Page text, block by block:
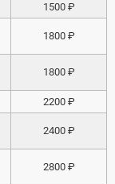
1500 ₽
1800 ₽
1800 ₽
2200 ₽
2400 ₽
2800 ₽